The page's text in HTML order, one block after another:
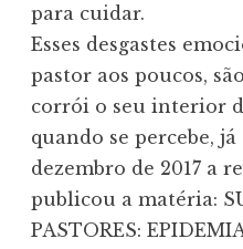
para cuidar.
Esses desgastes
pastor aos poucos,
corrói o seu interior
quando se percebe, já
dezembro de 2017 a
publicou a matéria:
PASTORES: